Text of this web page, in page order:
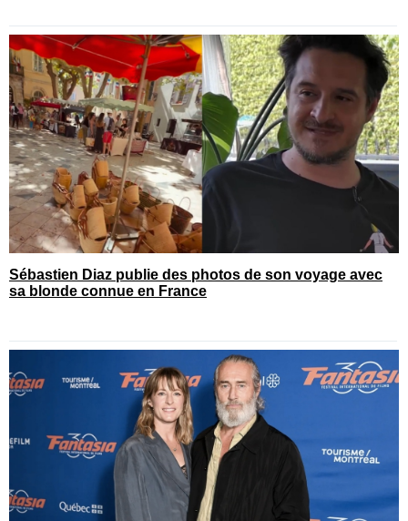
Sébastien Diaz publie des photos de son voyage avec
sa blonde connue en France